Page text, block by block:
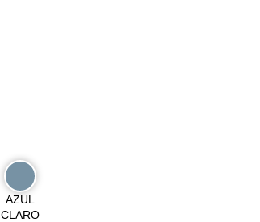
AZUL
CLARO